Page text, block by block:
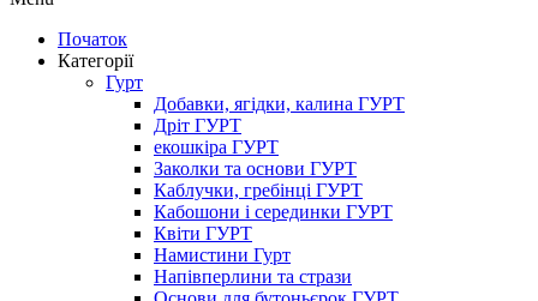
Початок
Категорії
Гурт
Добавки, ягідки, калина ГУРТ
Дріт ГУРТ
екошкіра ГУРТ
Заколки та основи ГУРТ
Каблучки, гребінці ГУРТ
Кабошони і серединки ГУРТ
Квіти ГУРТ
Намистини Гурт
Напівперлини та стрази